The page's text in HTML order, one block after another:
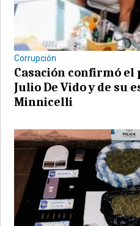
Corrupción
Casación confirmó el
Julio De Vido y de su
Minnicelli